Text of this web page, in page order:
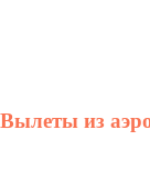
Вылеты из